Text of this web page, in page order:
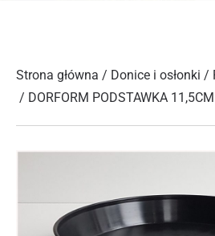
Strona główna / Donice i osłonki /
/ DORFORM PODSTAWKA